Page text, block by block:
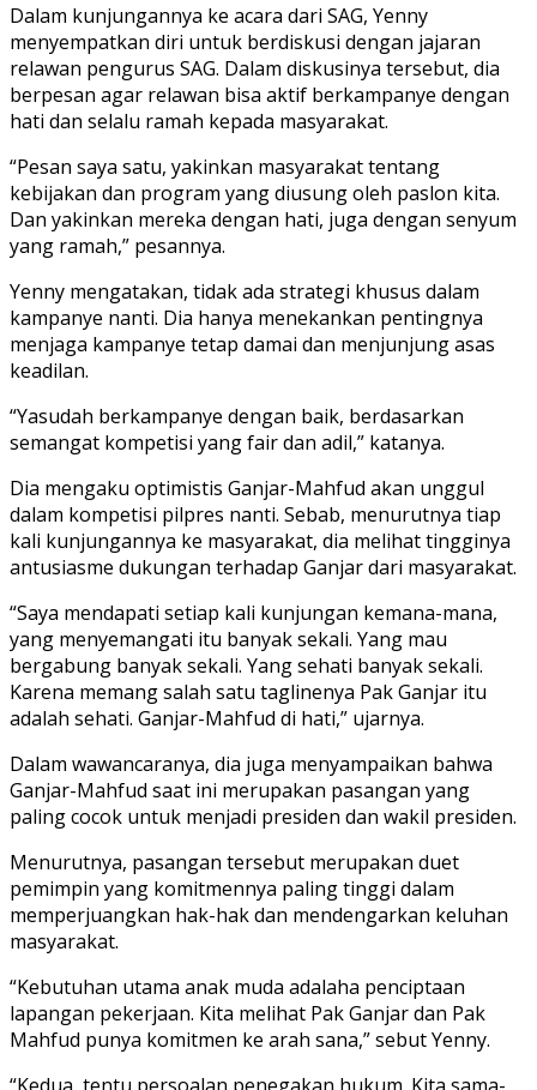
Dalam kunjungannya ke acara dari SAG, Yenny
menyempatkan diri untuk berdiskusi dengan jajaran
relawan pengurus SAG. Dalam diskusinya tersebut, dia
berpesan agar relawan bisa aktif berkampanye dengan
hati dan selalu ramah kepada masyarakat.
“Pesan saya satu, yakinkan masyarakat tentang
kebijakan dan program yang diusung oleh paslon kita.
Dan yakinkan mereka dengan hati, juga dengan senyum
yang ramah,” pesannya.
Yenny mengatakan, tidak ada strategi khusus dalam
kampanye nanti. Dia hanya menekankan pentingnya
menjaga kampanye tetap damai dan menjunjung asas
keadilan.
“Yasudah berkampanye dengan baik, berdasarkan
semangat kompetisi yang fair dan adil,” katanya.
Dia mengaku optimistis Ganjar-Mahfud akan unggul
dalam kompetisi pilpres nanti. Sebab, menurutnya tiap
kali kunjungannya ke masyarakat, dia melihat tingginya
antusiasme dukungan terhadap Ganjar dari masyarakat.
“Saya mendapati setiap kali kunjungan kemana-mana,
yang menyemangati itu banyak sekali. Yang mau
bergabung banyak sekali. Yang sehati banyak sekali.
Karena memang salah satu taglinenya Pak Ganjar itu
adalah sehati. Ganjar-Mahfud di hati,” ujarnya.
Dalam wawancaranya, dia juga menyampaikan bahwa
Ganjar-Mahfud saat ini merupakan pasangan yang
paling cocok untuk menjadi presiden dan wakil presiden.
Menurutnya, pasangan tersebut merupakan duet
pemimpin yang komitmennya paling tinggi dalam
memperjuangkan hak-hak dan mendengarkan keluhan
masyarakat.
“Kebutuhan utama anak muda adalaha penciptaan
lapangan pekerjaan. Kita melihat Pak Ganjar dan Pak
Mahfud punya komitmen ke arah sana,” sebut Yenny.